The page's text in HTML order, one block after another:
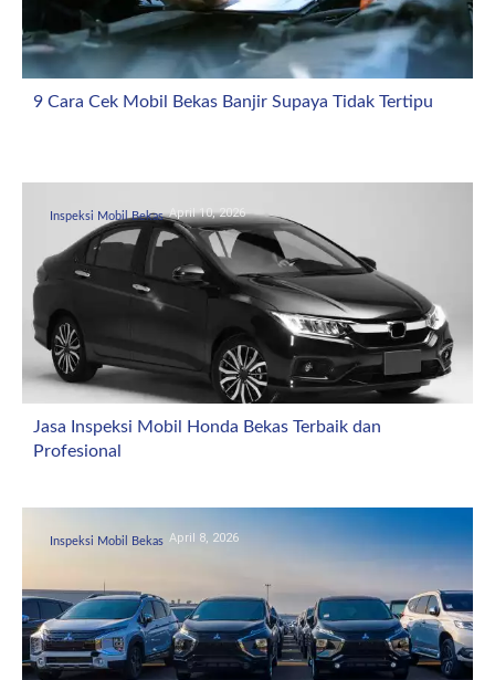
9 Cara Cek Mobil Bekas Banjir Supaya Tidak Tertipu
Inspeksi Mobil Bekas April 10, 2026
Jasa Inspeksi Mobil Honda Bekas Terbaik dan
Profesional
Inspeksi Mobil Bekas April 8, 2026